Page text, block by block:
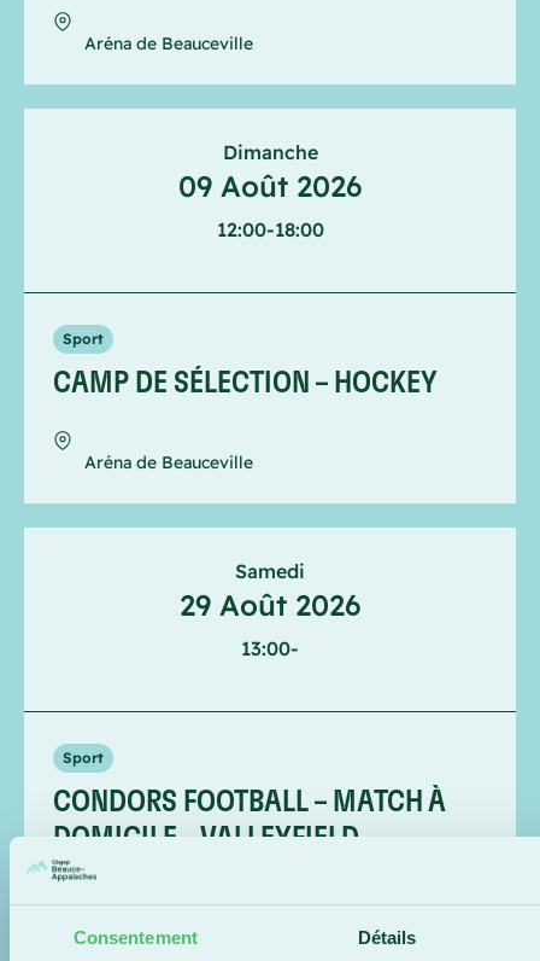
Consentement Détails
Aréna de Beauceville
Dimanche
09 Août 2026
12:00-18:00
Sport
CAMP DE SÉLECTION – HOCKEY
Aréna de Beauceville
Samedi
29 Août 2026
13:00-
Sport
CONDORS FOOTBALL – MATCH À
DOMICILE – VALLEYFIELD